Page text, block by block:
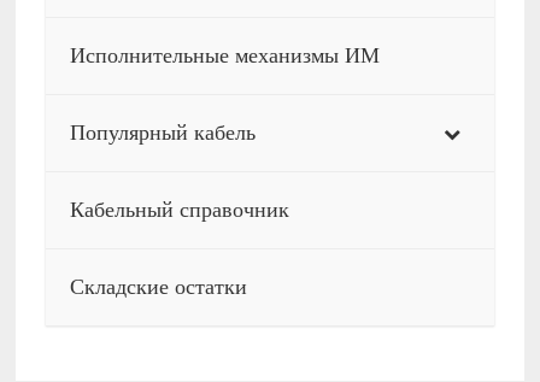
Исполнительные механизмы ИМ
Популярный кабель
Кабельный справочник
Складские остатки